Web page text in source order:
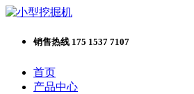
销售热线 175 1537 7107
首页
产品中心